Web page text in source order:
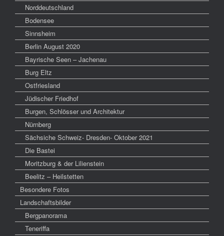
Norddeutschland
Bodensee
Sinnsheim
Berlin August 2020
Bayrische Seen – Jachenau
Burg Eltz
Ostfriesland
Jüdischer Friedhof
Burgen, Schlösser und Architektur
Nürnberg
Sächsiche Schweiz- Dresden- Oktober 2021
Die Bastei
Moritzburg & der Lilienstein
Beelitz – Heilstetten
Besondere Fotos
Landschaftsbilder
Bergpanorama
Teneriffa